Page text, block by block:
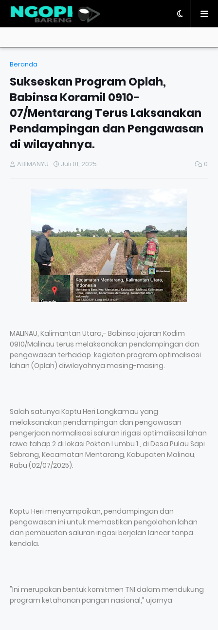
Beranda
Sukseskan Program Oplah,
Babinsa Koramil 0910-
07/Mentarang Terus Laksanakan
Pendampingan dan Pengawasan
di wilayahnya.
ABIMANYU Juli 01, 2025 0
MALINAU, Kalimantan Utara,- Babinsa jajaran Kodim
0910/Malinau terus melaksanakan pendampingan dan
pengawasan terhadap kegiatan program optimalisasi
lahan (Oplah) diwilayahnya masing-masing.
Salah satunya Koptu Heri Langkamau yang
melaksanakan pendampingan dan pengawasan
pengerjaan normalisasi saluran irigasi optimalisasi lahan
rawa tahap 2 di lokasi Poktan Lumbu 1 , di Desa Pulau Sapi
Sebrang, Kecamatan Mentarang, Kabupaten Malinau,
Rabu (02/07/2025).
Koptu Heri menyampaikan, pendampingan dan
pengawasan ini untuk memastikan pengolahan lahan
dan pembuatan saluran irigasi berjalan lancar tanpa
kendala.
"Ini merupakan bentuk komitmen TNI dalam mendukung
program ketahanan pangan nasional,” ujarnya